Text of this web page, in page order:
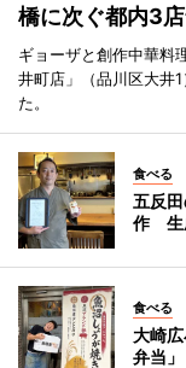
橋に次ぐ都内3
ギョーザと創作中華料
井町店」（品川区大井
た。
食べる
五反
作 生
食べる
大崎
弁当